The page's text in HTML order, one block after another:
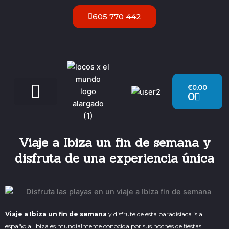
605 770 442
€0.00
0
Carrito
Viaje a Ibiza un fin de semana y
disfruta de una experiencia única
Viaje a Ibiza un fin de semana y disfrute de esta paradisiaca isla
española. Ibiza es mundialmente conocida por sus noches de fiestas